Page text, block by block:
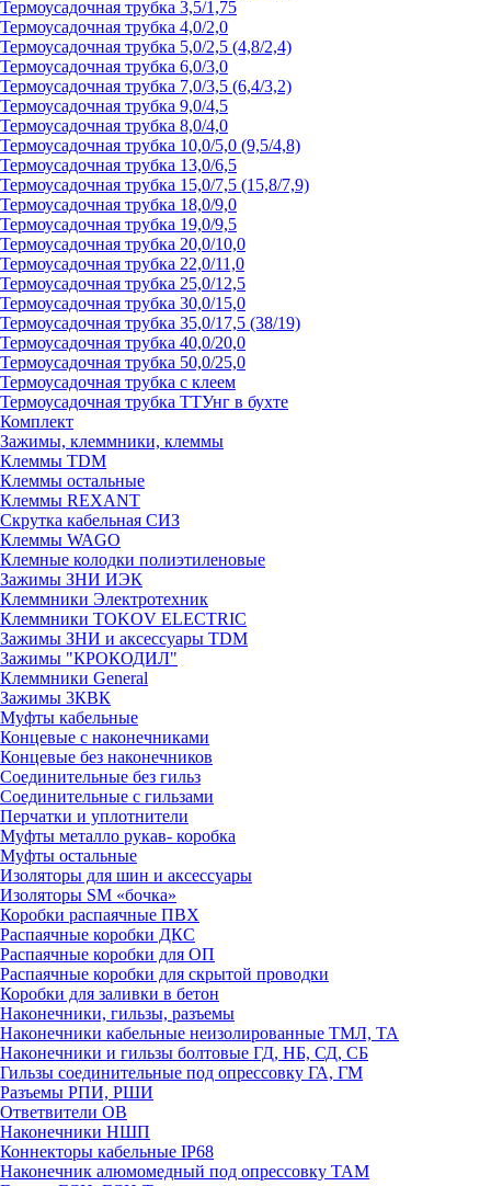
Термоусадочная трубка 3,5/1,75
Термоусадочная трубка 4,0/2,0
Термоусадочная трубка 5,0/2,5 (4,8/2,4)
Термоусадочная трубка 6,0/3,0
Термоусадочная трубка 7,0/3,5 (6,4/3,2)
Термоусадочная трубка 9,0/4,5
Термоусадочная трубка 8,0/4,0
Термоусадочная трубка 10,0/5,0 (9,5/4,8)
Термоусадочная трубка 13,0/6,5
Термоусадочная трубка 15,0/7,5 (15,8/7,9)
Термоусадочная трубка 18,0/9,0
Термоусадочная трубка 19,0/9,5
Термоусадочная трубка 20,0/10,0
Термоусадочная трубка 22,0/11,0
Термоусадочная трубка 25,0/12,5
Термоусадочная трубка 30,0/15,0
Термоусадочная трубка 35,0/17,5 (38/19)
Термоусадочная трубка 40,0/20,0
Термоусадочная трубка 50,0/25,0
Термоусадочная трубка с клеем
Термоусадочная трубка ТТУнг в бухте
Комплект
Зажимы, клеммники, клеммы
Клеммы TDM
Клеммы остальные
Клеммы REXANT
Скрутка кабельная СИЗ
Клеммы WAGO
Клемные колодки полиэтиленовые
Зажимы ЗНИ ИЭК
Клеммники Электротехник
Клеммники TOKOV ELECTRIC
Зажимы ЗНИ и аксессуары TDM
Зажимы "КРОКОДИЛ"
Клеммники General
Зажимы 3КВК
Муфты кабельные
Концевые с наконечниками
Концевые без наконечников
Соединительные без гильз
Соединительные с гильзами
Перчатки и уплотнители
Муфты металло рукав- коробка
Муфты остальные
Изоляторы для шин и аксессуары
Изоляторы SM «бочка»
Коробки распаячные ПВХ
Распаячные коробки ДКС
Распаячные коробки для ОП
Распаячные коробки для скрытой проводки
Коробки для заливки в бетон
Наконечники, гильзы, разъемы
Наконечники кабельные неизолированные ТМЛ, ТА
Наконечники и гильзы болтовые ГД, НБ, СД, СБ
Гильзы соединительные под опрессовку ГА, ГМ
Разъемы РПИ, РШИ
Ответвители ОВ
Наконечники НШП
Коннекторы кабельные IP68
Наконечник алюмомедный под опрессовку ТАМ